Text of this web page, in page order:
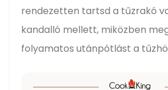
rendezetten tartsd a tűzrakó
kandalló mellett, miközben
folyamatos utánpótlást a